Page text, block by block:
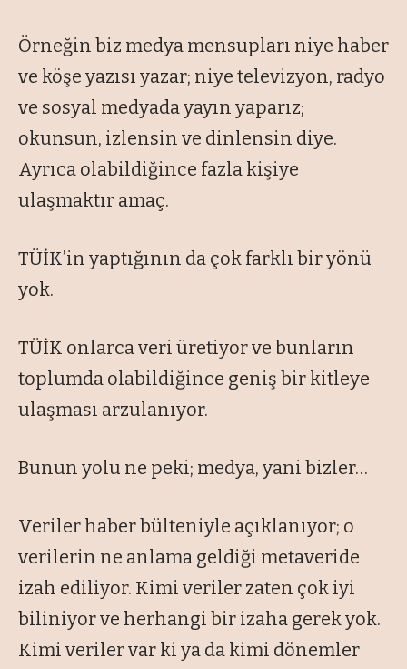
Örneğin biz medya mensupları niye haber
ve köşe yazısı yazar; niye televizyon, radyo
ve sosyal medyada yayın yaparız;
okunsun, izlensin ve dinlensin diye.
Ayrıca olabildiğince fazla kişiye
ulaşmaktır amaç.
TÜİK’in yaptığının da çok farklı bir yönü
yok.
TÜİK onlarca veri üretiyor ve bunların
toplumda olabildiğince geniş bir kitleye
ulaşması arzulanıyor.
Bunun yolu ne peki; medya, yani bizler…
Veriler haber bülteniyle açıklanıyor; o
verilerin ne anlama geldiği metaveride
izah ediliyor. Kimi veriler zaten çok iyi
biliniyor ve herhangi bir izaha gerek yok.
Kimi veriler var ki ya da kimi dönemler